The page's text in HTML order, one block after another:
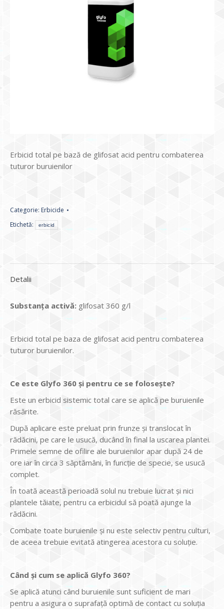
Erbicid total pe bază de glifosat acid pentru combaterea
tuturor buruienilor
Categorie: Erbicide
Etichetă:
erbicid
Detalii
Substanța activă: glifosat 360 g/l
Erbicid total pe baza de glifosat acid pentru combaterea
tuturor buruienilor.
Ce este Glyfo 360 și pentru ce se folosește?
Este un erbicid sistemic total care se aplică pe buruienile
răsărite.
După aplicare este preluat prin frunze și translocat în
rădăcini, pe care le usucă, ducând în final la uscarea plantei.
Primele semne de ofilire ale buruienilor apar după 24 de
ore iar în circa 3 săptămâni, în funcție de specie, se usucă
complet.
În toată această perioadă solul nu trebuie lucrat și nici
plantele tăiate, pentru ca erbicidul să poată ajunge la
rădăcini.
Combate toate buruienile și nu este selectiv pentru culturi,
de aceea trebuie evitată atingerea acestora cu soluție.
Când și cum se aplică Glyfo 360?
Se aplică atunci când buruienile sunt suficient de mari
pentru a asigura o suprafață optimă de contact cu soluția